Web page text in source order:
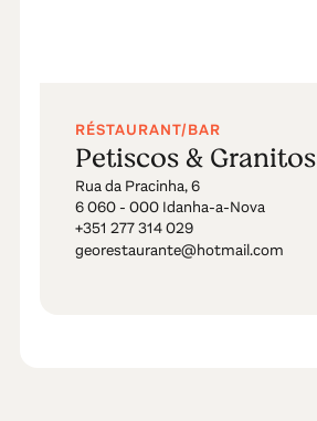
RÉSTAURANT/BAR
Petiscos & Granitos
Rua da Pracinha, 6
6 060 - 000 Idanha-a-Nova
+351 277 314 029
georestaurante@hotmail.com